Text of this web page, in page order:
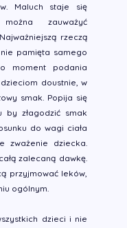
Maluch staje się
zauważyć
rzeczą
pamięta samego
moment podania
doustnie, w
smak. Popija się
by złagodzić smak
do wagi ciała
zważenie dziecka.
zalecaną dawkę.
przyjmować leków,
ogólnym.
dzieci i nie